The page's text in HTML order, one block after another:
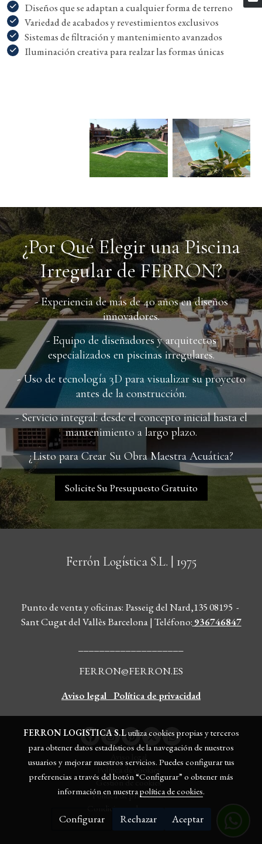
Diseños que se adaptan a cualquier forma de terreno
Variedad de acabados y revestimientos exclusivos
Sistemas de filtración y mantenimiento avanzados
Iluminación creativa para realzar las formas únicas
¿Por Qué Elegir una Piscina
Irregular de FERRON?
- Experiencia de más de 40 años en diseños
innovadores.
- Equipo de diseñadores y arquitectos
especializados en piscinas irregulares.
- Uso de tecnología 3D para visualizar su proyecto
antes de la construcción.
- Servicio integral: desde el concepto inicial hasta el
mantenimiento a largo plazo.
¿Listo para Crear Su Obra Maestra Acuática?
Solicite Su Presupuesto Gratuito
Ferrón Logística S.L. | 1975
Punto de venta y oficinas: Passeig del Nard,135 08195 -
Sant Cugat del Vallès Barcelona | Teléfono: 936746847
FERRON@FERRON.ES
Aviso legal Política de privacidad
Gestión de cookies
Política de privacidad
FERRON LOGISTICA S.Lutiliza cookies propias y terceros
para obtener datos estadísticos de la navegación de nuestros
usuarios y mejorar nuestros servicios. Puedes configurar tus
preferencias a través del botón “Configurar” o obtener más
información en nuestrapolítica de cookies.
Configurar Rechazar Aceptar